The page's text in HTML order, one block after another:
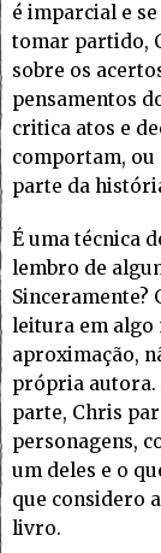
é imparcial e
tomar partido,
sobre os
pensamentos
critica atos e
comportam, ou
parte da
É uma técnica
lembro de
Sinceramente?
leitura em algo
aproximação,
própria autora.
parte, Chris
personagens,
um deles e o
que considero
livro.